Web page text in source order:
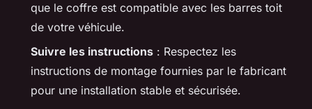
que le coffre est compatible avec les barres toit
de votre véhicule.
Suivre les instructions : Respectez les
instructions de montage fournies par le fabricant
pour une installation stable et sécurisée.